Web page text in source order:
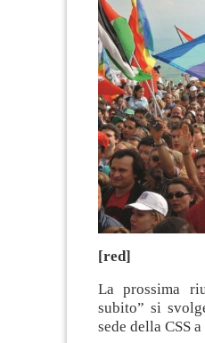
[red]
La prossima
subito” si
sede della CSS